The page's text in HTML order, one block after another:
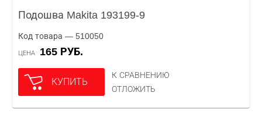
Подошва Makita 193199-9
Код товара — 510050
ЦЕНА 165 РУБ.
КУПИТЬ
К СРАВНЕНИЮ
ОТЛОЖИТЬ